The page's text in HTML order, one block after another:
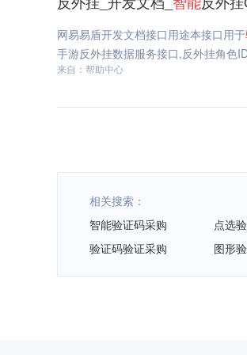
网易易盾开发文档接口用途本接口用于
手游反外挂数据服务接口,反外挂角色
来自：帮助中心
相关搜索：
智能验证码采购
点选
验证码验证采购
图形